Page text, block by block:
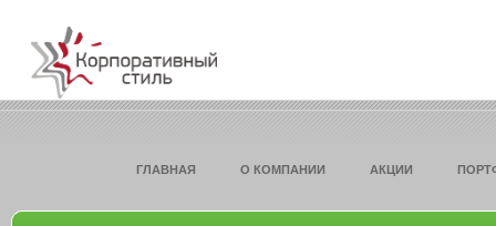
ГЛАВНАЯ О КОМПАНИИ АКЦИИ